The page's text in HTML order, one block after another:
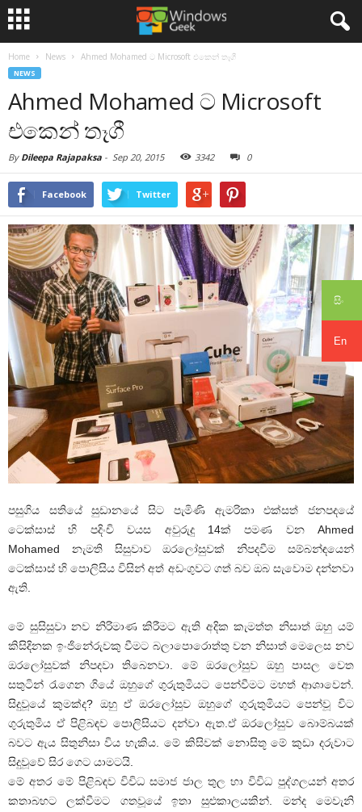
සිං
En
Home News Ahmed Mohamed ට Microsoft එකෙන් තෑගී
NEWS
Ahmed Mohamed ට Microsoft
එකෙන් තෑගී
By Dileepa Rajapaksa - Sep 20, 2015 3342 0
Facebook Twitter
පසුගිය සතියේ සුඩානයේ සිට පැමිණි ඇමරිකා එක්සත් ජනපදයේ
ටෙක්සාස් හි පදිංචි වයස අවුරුදු 14ක් පමණ වන Ahmed
Mohamed නැමති සිසුවාව ඔරලෝසුවක් නිපදවීම සම්බන්ඳයෙන්
ටෙක්සාස් හි පොලිසිය විසින් අත් අඩංගුවට ගත් බව ඔබ සැවොම දන්නවා
ඇති.
මේ සුසිසුවා නව නිරිමාණ කිරීමට ඇති අදික කැමත්ත නිසාත් ඔහු යම්
කිසිදිනක ඉංජිනේරුවකු වීමට බලාපොරොත්තු වන නිසාත් මෙලෙස නව
ඔරලෝසුවක් නිපදවා තිබෙනවා. මේ ඔරලෝසුව ඔහු පාසල වෙත
සතුටින් රැගෙන ගියේ ඔහුගේ ගුරුතුමියට පෙන්වීමට මහත් ආශාවෙන්.
සිදුවූයේ කුමක්ද? ඔහු ඒ ඔරලෝසුව ඔහුගේ ගුරුතුමියට පෙන්වූ විට
ගුරුතුමිය ඒ පිළිබඳව පොලිසියට දන්වා ඇත.ඒ ඔරලෝසුව බොම්බයක්
බවට ඇය සිතුනිසා විය හැකිය. මේ කිසිවක් නොසිතූ මේ කුඩා දරුවාට
සිදුවූවේ සිර ගෙට යාමටයි.
මේ අතර මේ පිළිබඳව විවිධ සමාජ ජාල තුල හා විවිධ පුද්ගලයන් අතර
කතාබහට ලක්වීමට ගතවූයේ ඉතා සුළුකාලයකින්. මන්ද මෙවැනි